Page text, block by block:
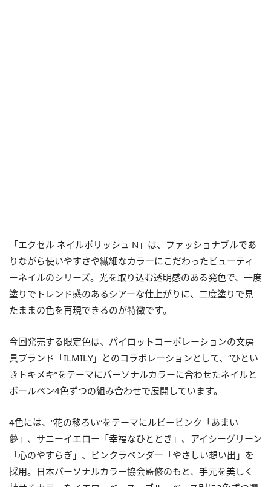
「エクセル ネイルポリッシュ N」は、ファッショナブルであ
りながら使いやすさや繊細なカラーにこだわったビューティ
ーネイルのシリーズ。光を取り込む透明感のある発色で、一度
塗りでトレンド感のあるシアーな仕上がりに、二度塗りで見
たままの色を再現できるのが特徴です。
今回発売する限定色は、パイロットコーポレーションの文房
具ブランド「ILMILY」とのコラボレーションとして、“ひとい
きトキメキ”をテーマにパーソナルカラーに合わせたネイルと
ボールペン4色ずつの組み合わせで展開しています。
4色には、“花の移ろい”をテーマにルビーピンク「あまい
夢」、サニーイエロー「幸福なひととき」、アイシーグリーン
「心のやすらぎ」、ピンクラベンダー「やさしい想い出」を
採用。日本パーソナルカラー協会監修のもと、手元を美しく